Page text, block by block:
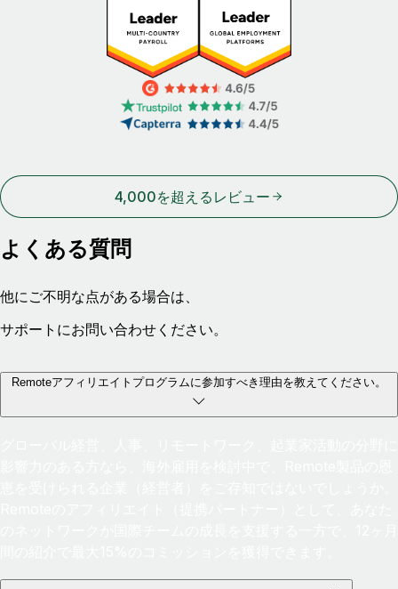
4,000を超えるレビュー
よくある質問
他にご不明な点がある場合は、
サポートにお問い合わせください。
Remoteアフィリエイトプログラムに参加すべき理由を教えてください。